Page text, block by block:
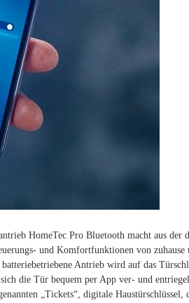
HomeTec Pro Bluetooth macht aus der
und Komfortfunktionen von zuhause
Antrieb wird auf das
die Tür bequem per App ver- und
„Tickets“, digitale